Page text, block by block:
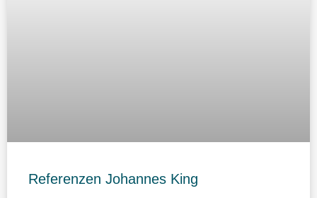
Referenzen Johannes King